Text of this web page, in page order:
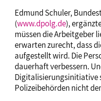
Edmund Schuler,
(www.dpolg.de),
müssen die Arbeitgeber
erwarten zurecht, dass
aufgestellt wird. Die
dauerhaft verbessern.
Digitalisierungsinitiative
Polizeibehörden nicht